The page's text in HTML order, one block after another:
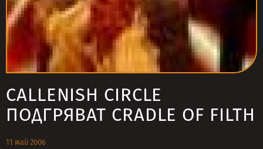
CALLENISH CIRCLE
ПОДГРЯВАТ CRADLE OF FILTH
11 май 2006